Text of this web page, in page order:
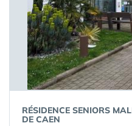
RÉSIDENCE SENIORS
DE CAEN